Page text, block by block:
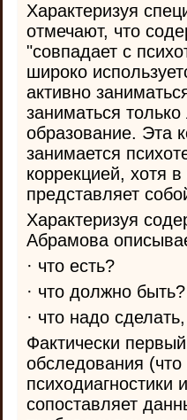
Характеризуя
отмечают, что
"совпадает с
широко
активно
заниматься
образование. Эта
занимается
коррекцией, хотя
представляет
Характеризуя
Абрамова
· что есть?
· что должно быть?
· что надо
Фактически
обследования (что
психодиагностики
сопоставляет